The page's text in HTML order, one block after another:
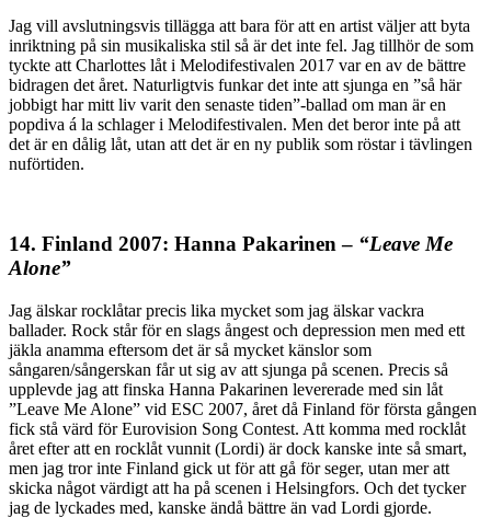
Jag vill avslutningsvis tillägga att bara för att en artist väljer att byta
inriktning på sin musikaliska stil så är det inte fel. Jag tillhör de som
tyckte att Charlottes låt i Melodifestivalen 2017 var en av de bättre
bidragen det året. Naturligtvis funkar det inte att sjunga en ”så här
jobbigt har mitt liv varit den senaste tiden”-ballad om man är en
popdiva á la schlager i Melodifestivalen. Men det beror inte på att
det är en dålig låt, utan att det är en ny publik som röstar i tävlingen
nuförtiden.
14. Finland 2007: Hanna Pakarinen – “Leave Me
Alone”
Jag älskar rocklåtar precis lika mycket som jag älskar vackra
ballader. Rock står för en slags ångest och depression men med ett
jäkla anamma eftersom det är så mycket känslor som
sångaren/sångerskan får ut sig av att sjunga på scenen. Precis så
upplevde jag att finska Hanna Pakarinen levererade med sin låt
”Leave Me Alone” vid ESC 2007, året då Finland för första gången
fick stå värd för Eurovision Song Contest. Att komma med rocklåt
året efter att en rocklåt vunnit (Lordi) är dock kanske inte så smart,
men jag tror inte Finland gick ut för att gå för seger, utan mer att
skicka något värdigt att ha på scenen i Helsingfors. Och det tycker
jag de lyckades med, kanske ändå bättre än vad Lordi gjorde.